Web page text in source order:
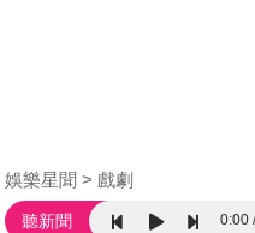
娛樂星聞 戲劇
聽新聞 0:00